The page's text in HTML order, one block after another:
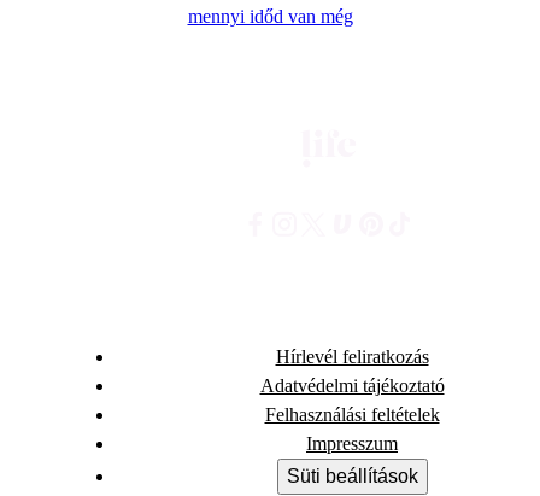
mennyi időd van még
Hírlevél feliratkozás
Adatvédelmi tájékoztató
Felhasználási feltételek
Impresszum
Süti beállítások